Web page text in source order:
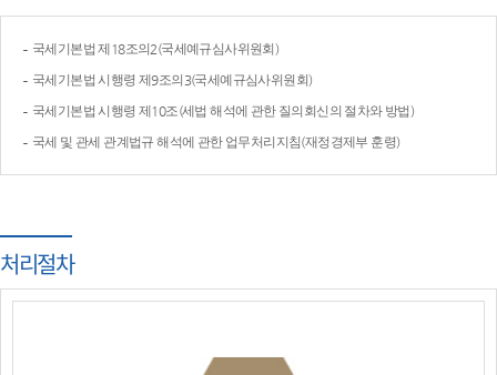
국세기본법 제18조의2(국세예규심사위원회)
국세기본법 시행령 제9조의3(국세예규심사위원회)
국세기본법 시행령 제10조(세법 해석에 관한 질의회신의 절차와 방법)
국세 및 관세 관계법규 해석에 관한 업무처리지침(재정경제부 훈령)
처리절차